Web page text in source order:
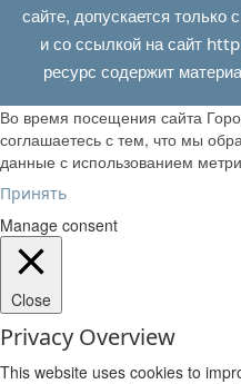
сайте, допускается только
и со ссылкой на сайт
ресурс содержит
Во время посещения сайта
соглашаетесь с тем, что мы
данные с использованием
Принять
Manage consent
Close
Privacy Overview
This website uses cookies to